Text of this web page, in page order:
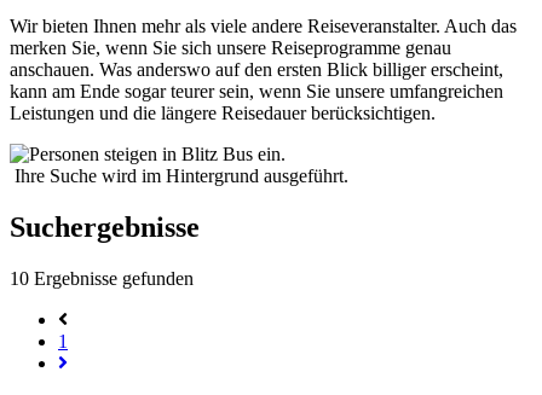
Wir bieten Ihnen mehr als viele andere Reiseveranstalter. Auch das
merken Sie, wenn Sie sich unsere Reiseprogramme genau
anschauen. Was anderswo auf den ersten Blick billiger erscheint,
kann am Ende sogar teurer sein, wenn Sie unsere umfangreichen
Leistungen und die längere Reisedauer berücksichtigen.
Ihre Suche wird im Hintergrund ausgeführt.
Suchergebnisse
10 Ergebnisse gefunden
1